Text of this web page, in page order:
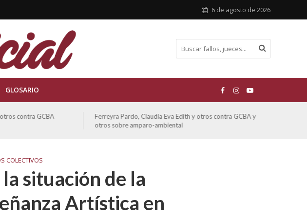
6 de agosto de 2026
GLOSARIO
contra GCBA y
ATE contra GCBA sobre amparo – empleo publico otros
COLECTIVOS
situación de la
Artística en